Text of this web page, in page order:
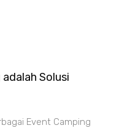
Solusi
Event Camping